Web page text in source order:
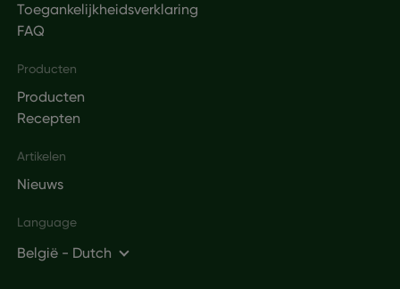
Toegankelijkheidsverklaring
FAQ
Producten
Producten
Recepten
Artikelen
Nieuws
Language
België - Dutch